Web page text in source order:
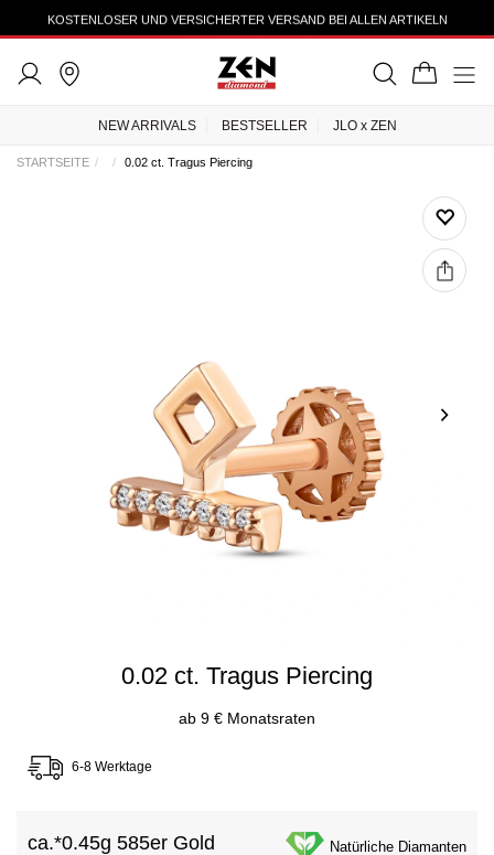
KOSTENLOSER UND VERSICHERTER VERSAND BEI ALLEN ARTIKELN
NEW ARRIVALS BESTSELLER JLO x ZEN
STARTSEITE 0.02 ct. Tragus Piercing
0.02 ct. Tragus Piercing
ab 9 € Monatsraten
6-8 Werktage
ca.*0.45g 585er Gold Natürliche Diamanten